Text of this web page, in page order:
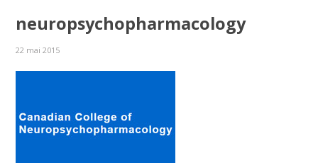
neuropsychopharmacology
22 mai 2015